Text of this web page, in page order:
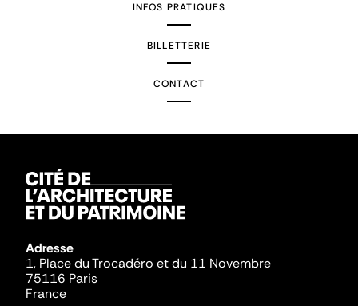
INFOS PRATIQUES
BILLETTERIE
CONTACT
Adresse
1, Place du Trocadéro et du 11 Novembre
75116 Paris
France